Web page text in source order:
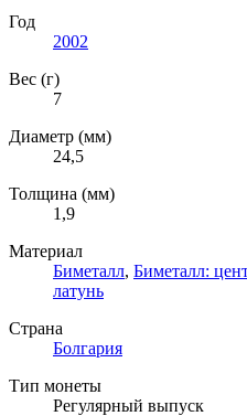
Год
2002
Вес (г)
7
Диаметр (мм)
24,5
Толщина (мм)
1,9
Материал
Биметалл, Биметалл:
латунь
Страна
Болгария
Тип монеты
Регулярный выпуск